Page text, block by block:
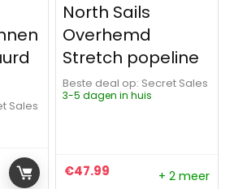
Sales
was: €99.83.
is: €79.99.
North Sails
Overhemd
Stretch popeline
Beste deal op:
Secret Sales
3-5 dagen in huis
€47.99 + 2 meer